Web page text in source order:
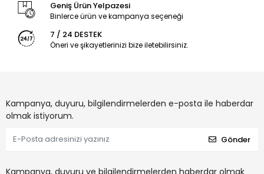
Geniş Ürün Yelpazesi
Binlerce ürün ve kampanya seçeneği
7 / 24 DESTEK
Öneri ve şikayetlerinizi bize iletebilirsiniz.
Kampanya, duyuru, bilgilendirmelerden e-posta ile haberdar
olmak istiyorum.
Gönder
Kampanya, duyuru ve bilgilendirmelerden haberdar olmak